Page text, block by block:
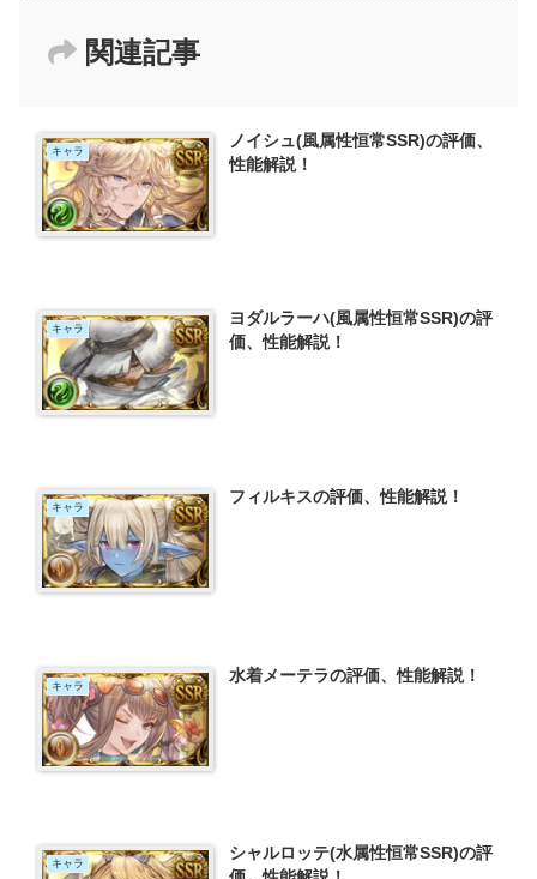
関連記事
キャラ
ノイシュ(風属性恒常SSR)の評価、
性能解説！
キャラ
ヨダルラーハ(風属性恒常SSR)の評
価、性能解説！
キャラ
フィルキスの評価、性能解説！
キャラ
水着メーテラの評価、性能解説！
キャラ
シャルロッテ(水属性恒常SSR)の評